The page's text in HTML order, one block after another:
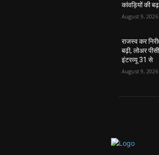
कांवड़ियों की
August 9, 2026
राजस्व कर
बढ़ी, लोअर
इंटरव्यू 31 से
August 9, 2026